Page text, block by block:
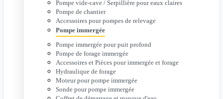
Pompe vide-cave / Serpillière pour eaux claires
Pompe de chantier
Accessoires pour pompes de relevage
Pompe immergée
Pompe immergée pour puit profond
Pompe de forage immergée
Accessoires et Pièces pour immergée et forage
Hydraulique de forage
Moteur pour pompe immergée
Sonde pour pompe immergée